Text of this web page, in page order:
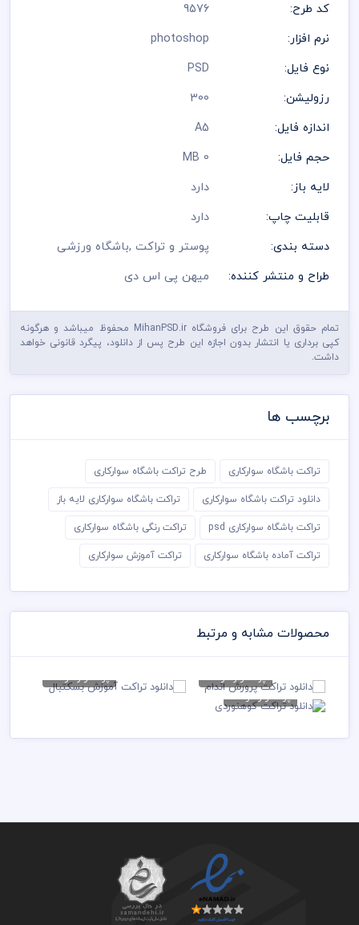
کد طرح:
9576
نرم افزار:
photoshop
نوع فایل:
PSD
رزولیشن:
300
اندازه فایل:
A5
حجم فایل:
0 MB
لایه باز:
دارد
قابلیت چاپ:
دارد
دسته بندی:
پوستر و تراکت,باشگاه ورزشی
طراح و منتشر کننده:
میهن پی اس دی
تمام حقوق این طرح برای فروشگاه MihanPSD.ir محفوظ میباشد و هرگونه
کپی برداری یا انتشار بدون اجازه این طرح پس از دانلود، پیگرد قانونی خواهد
داشت.
برچسب ها
تراکت باشگاه سوارکاری طرح تراکت باشگاه سوارکاری
دانلود تراکت باشگاه سوارکاری تراکت باشگاه سوارکاری لایه باز
تراکت باشگاه سوارکاری psd تراکت رنگی باشگاه سوارکاری
تراکت آماده باشگاه سوارکاری تراکت آموزش سوارکاری
رعایت کلیه قوانین موجود در سایت به عهده خریدار می باشد
محصولات مشابه و مرتبط
دانلود تراکت پرورش اندام
79,000 تومان
پوستر و تراکت
دانلود تراکت آموزش بسکتبال
پوستر و تراکت
دانلود تراکت
پوستر و تراکت